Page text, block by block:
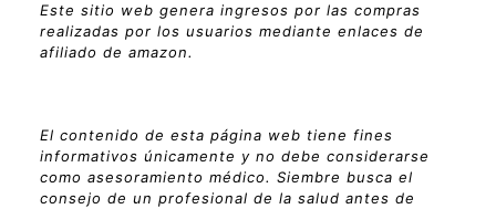
Este sitio web genera ingresos por las compras
realizadas por los usuarios mediante enlaces de
afiliado de amazon.
El contenido de esta página web tiene fines
informativos únicamente y no debe considerarse
como asesoramiento médico. Siembre busca el
consejo de un profesional de la salud antes de